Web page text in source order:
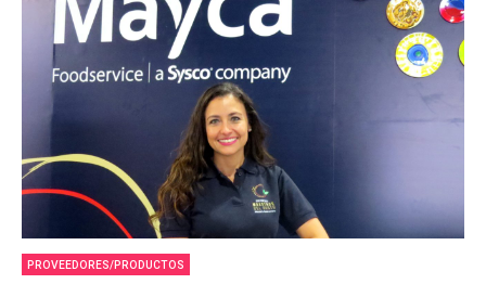
PROVEEDORES/PRODUCTOS